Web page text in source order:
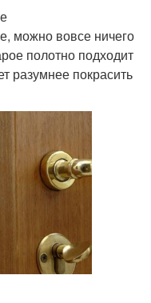
можно вовсе ничего
полотно подходит
разумнее покрасить